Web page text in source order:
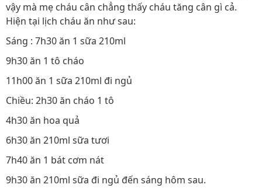
vậy mà mẹ cháu cân chẳng thấy cháu tăng cân gì cả.
Hiện tại lịch cháu ăn như sau:
Sáng : 7h30 ăn 1 sữa 210ml
9h30 ăn 1 tô cháo
11h00 ăn 1 sữa 210ml đi ngủ
Chiều: 2h30 ăn cháo 1 tô
4h30 ăn hoa quả
6h30 ăn 210ml sữa tươi
7h40 ăn 1 bát cơm nát
9h30 ăn 210ml sữa đi ngủ đến sáng hôm sau.